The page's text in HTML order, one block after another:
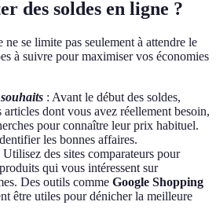
des soldes en ligne ?
se limite pas seulement à attendre le
à suivre pour maximiser vos économies
: Avant le début des soldes,
articles dont vous avez réellement besoin,
pour connaître leur prix habituel.
les bonnes affaires.
Utilisez des sites comparateurs pour
qui vous intéressent sur
Des outils comme Google Shopping
être utiles pour dénicher la meilleure